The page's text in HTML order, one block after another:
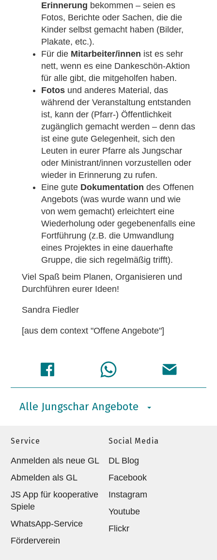
Erinnerung bekommen – seien es
Fotos, Berichte oder Sachen, die die
Kinder selbst gemacht haben (Bilder,
Plakate, etc.).
Für die Mitarbeiter/innen ist es sehr
nett, wenn es eine Dankeschön-Aktion
für alle gibt, die mitgeholfen haben.
Fotos und anderes Material, das
während der Veranstaltung entstanden
ist, kann der (Pfarr-) Öffentlichkeit
zugänglich gemacht werden – denn das
ist eine gute Gelegenheit, sich den
Leuten in eurer Pfarre als Jungschar
oder Ministrant/innen vorzustellen oder
wieder in Erinnerung zu rufen.
Eine gute Dokumentation des Offenen
Angebots (was wurde wann und wie
von wem gemacht) erleichtert eine
Wiederholung oder gegebenenfalls eine
Fortführung (z.B. die Umwandlung
eines Projektes in eine dauerhafte
Gruppe, die sich regelmäßig trifft).
Viel Spaß beim Planen, Organisieren und
Durchführen eurer Ideen!
Sandra Fiedler
[aus dem context "Offene Angebote"]
Alle Jungschar Angebote
Service
Anmelden als neue GL
Abmelden als GL
JS App für kooperative
Spiele
WhatsApp-Service
Förderverein
Social Media
DL Blog
Facebook
Instagram
Youtube
Flickr